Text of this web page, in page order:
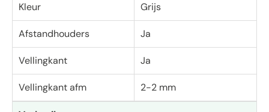
Kleur Grijs
Afstandhouders Ja
Vellingkant Ja
Vellingkant afm 2-2 mm